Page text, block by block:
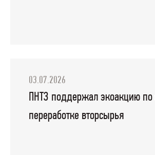
03.07.2026
ПНТЗ поддержал экоакцию по
переработке вторсырья